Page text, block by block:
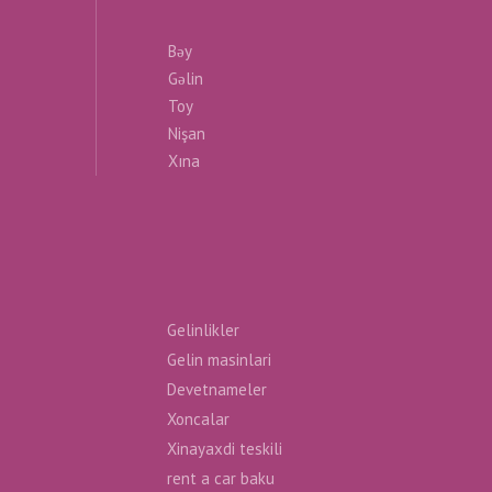
Bəy
Gəlin
Toy
Nişan
Xına
Gelinlikler
Gelin masinlari
Devetnameler
Xoncalar
Xinayaxdi teskili
rent a car baku